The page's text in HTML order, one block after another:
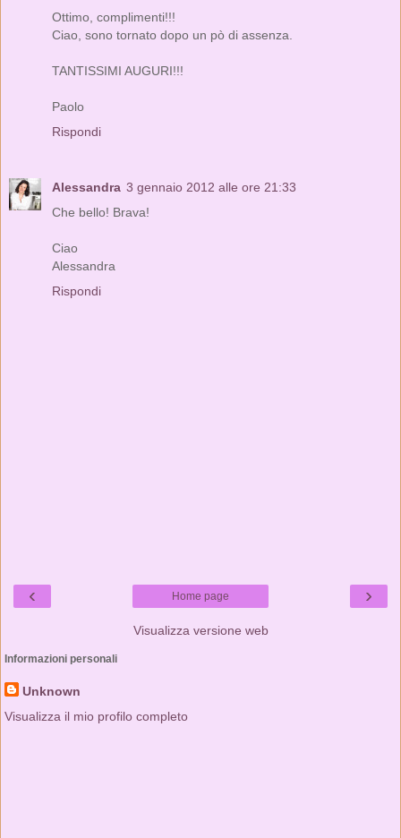
Ottimo, complimenti!!!
Ciao, sono tornato dopo un pò di assenza.
TANTISSIMI AUGURI!!!
Paolo
Rispondi
Alessandra 3 gennaio 2012 alle ore 21:33
Che bello! Brava!
Ciao
Alessandra
Rispondi
‹ ›
Home page
Visualizza versione web
Informazioni personali
Unknown
Visualizza il mio profilo completo